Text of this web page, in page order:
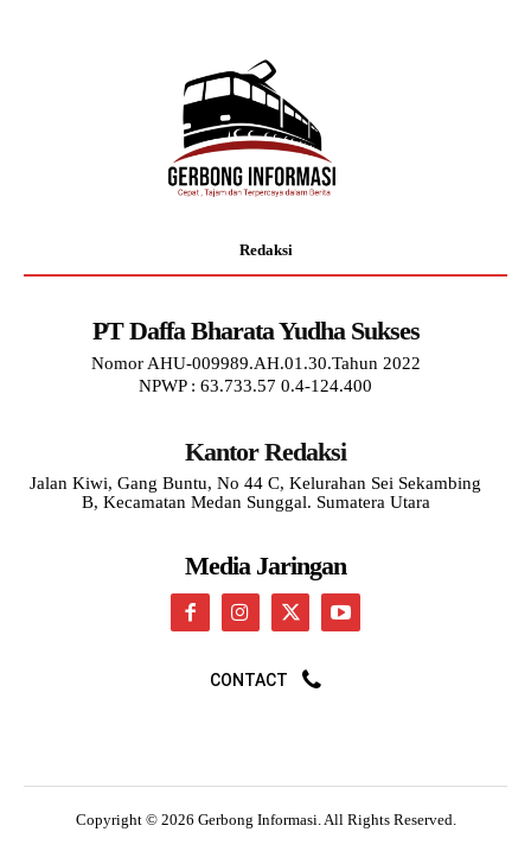
Redaksi
PT Daffa Bharata Yudha Sukses
Nomor AHU-009989.AH.01.30.Tahun 2022
NPWP : 63.733.57 0.4-124.400
Kantor Redaksi
Jalan Kiwi, Gang Buntu, No 44 C, Kelurahan Sei Sekambing
B, Kecamatan Medan Sunggal. Sumatera Utara
Media Jaringan
CONTACT
Copyright © 2026 Gerbong Informasi. All Rights Reserved.